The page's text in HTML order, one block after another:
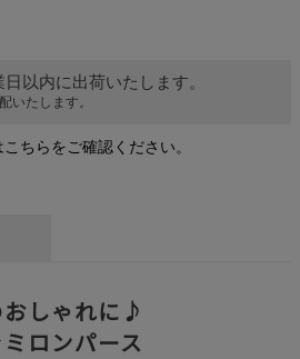
以内に出荷いたします。
いたします。
ちらをご確認ください。
おしゃれに♪
ロンパース